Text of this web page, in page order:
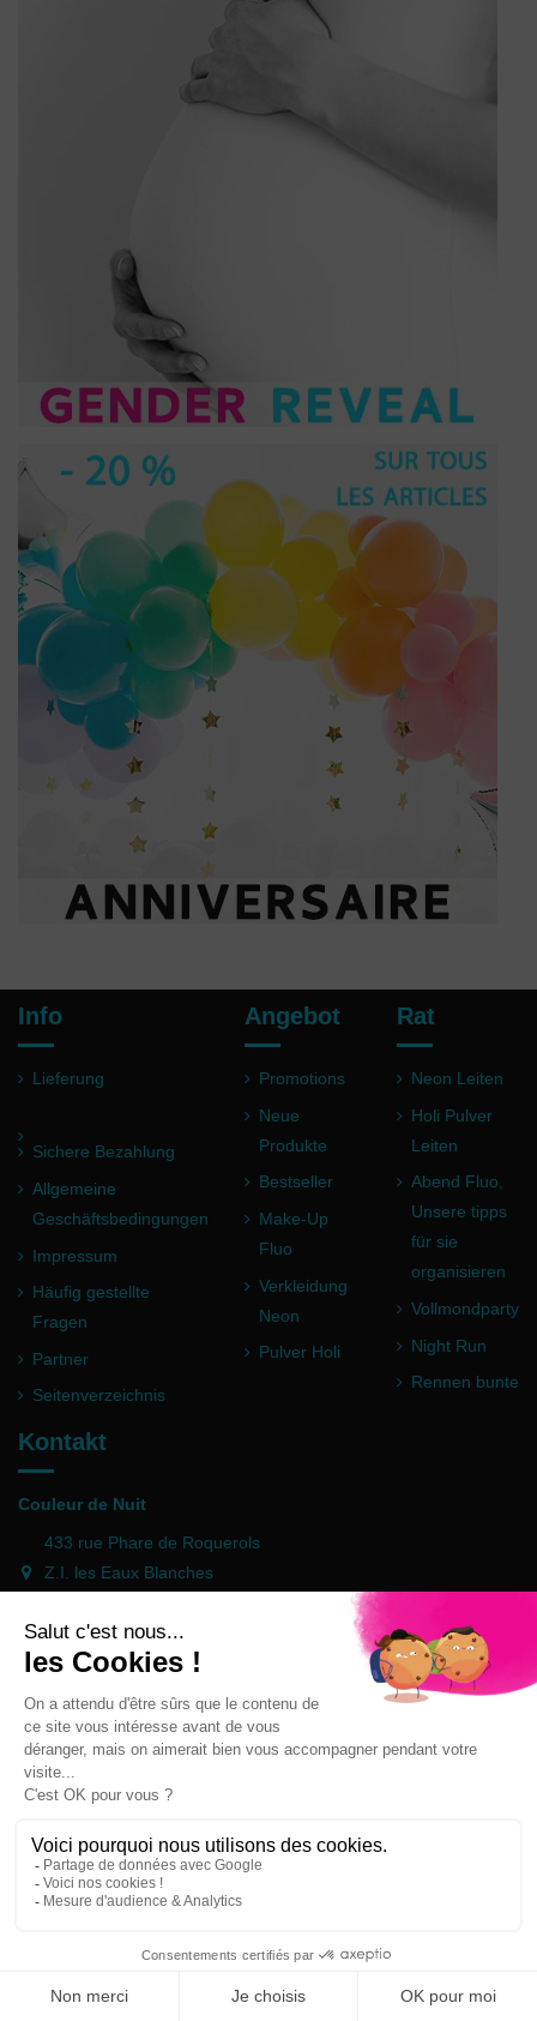
Info
Lieferung
Sichere Bezahlung
Allgemeine
Geschäftsbedingungen
Impressum
Häufig gestellte
Fragen
Partner
Seitenverzeichnis
Angebot
Promotions
Neue
Produkte
Bestseller
Make-Up
Fluo
Verkleidung
Neon
Pulver Holi
Rat
Neon Leiten
Holi Pulver
Leiten
Abend Fluo,
Unsere tipps
für sie
organisieren
Vollmondparty
Night Run
Rennen bunte
Kontakt
Couleur de Nuit
433 rue Phare de Roquerols
Z.I. les Eaux Blanches
+33 9 78 45 55 45
Händler zugelassen von Gesellschaft für Garantierte Bewertungen,
Klicken Sie hier
Follow us